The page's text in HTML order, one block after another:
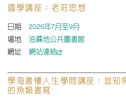
國學講座：老莊思想
日期
2026年7月至9月
場地
油蔴地公共圖書館
網址
網站連結
學海書樓人生學問講座：豈知
的魚類書寫